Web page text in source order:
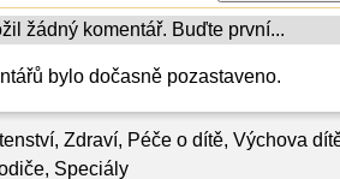
, Zdraví, Péče o dítě, Výchova
, Speciály
žádný komentář. Buďte první...
bylo dočasně pozastaveno.